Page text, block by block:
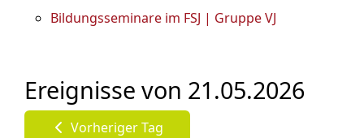
Bildungsseminare im FSJ | Gruppe VJ
Ereignisse von 21.05.2026
Vorheriger Tag